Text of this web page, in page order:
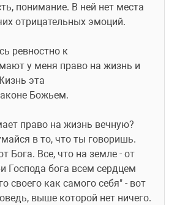
понимание. В ней нет места
отрицательных эмоций.
ревностно к
у меня право на жизнь и
эта
Божьем.
право на жизнь вечную?
в то, что ты говоришь.
Бога. Все, что на земле - от
Господа бога всем сердцем
своего как самого себя" - вот
выше которой нет ничего.